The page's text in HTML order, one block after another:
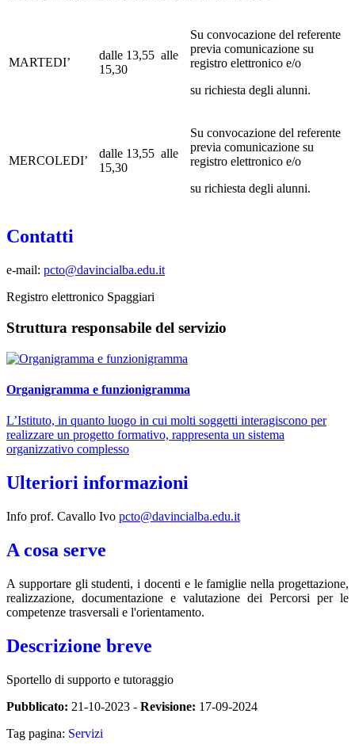
MARTEDI’
dalle 13,55 alle
15,30
Su convocazione del referente
previa comunicazione su
registro elettronico e/o
su richiesta degli alunni.
MERCOLEDI’
dalle 13,55 alle
15,30
Su convocazione del referente
previa comunicazione su
registro elettronico e/o
su richiesta degli alunni.
Contatti
e-mail: pcto@davincialba.edu.it
Registro elettronico Spaggiari
Struttura responsabile del servizio
Organigramma e funzionigramma
L’Istituto, in quanto luogo in cui molti soggetti interagiscono per
realizzare un progetto formativo, rappresenta un sistema
organizzativo complesso
Ulteriori informazioni
Info prof. Cavallo Ivo pcto@davincialba.edu.it
A cosa serve
A supportare gli studenti, i docenti e le famiglie nella progettazione,
realizzazione, documentazione e valutazione dei Percorsi per le
competenze trasversali e l'orientamento.
Descrizione breve
Sportello di supporto e tutoraggio
Pubblicato: 21-10-2023 - Revisione: 17-09-2024
Tag pagina: Servizi